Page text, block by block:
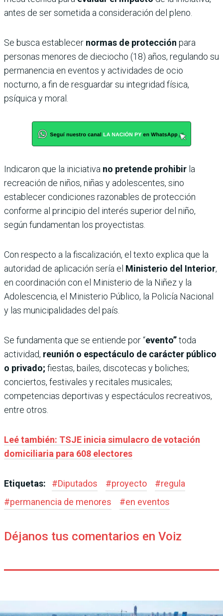
antes de ser sometida a consideración del pleno.
Se busca establecer normas de protección para
personas menores de dieciocho (18) años, regulando su
permanencia en eventos y actividades de ocio
nocturno, a fin de resguardar su integridad física,
psíquica y moral.
Indicaron que la iniciativa no pretende prohibir la
recreación de niños, niñas y adolescentes, sino
establecer condiciones razonables de protección
conforme al principio del interés superior del niño,
según fundamentan los proyectistas.
Con respecto a la fiscalización, el texto explica que la
autoridad de aplicación sería el Ministerio del Interior,
en coordinación con el Ministerio de la Niñez y la
Adolescencia, el Ministerio Público, la Policía Nacional
y las municipalidades del país.
Se fundamenta que se entiende por “evento”toda
actividad, reunión o espectáculo de carácter público
o privado; fiestas, bailes, discotecas y boliches;
conciertos, festivales y recitales musicales;
competencias deportivas y espectáculos recreativos,
entre otros.
Leé también: TSJE inicia simulacro de votación
domiciliaria para 608 electores
Etiquetas: #Diputados #proyecto #regula
#permanencia de menores #en eventos
Déjanos tus comentarios en Voiz